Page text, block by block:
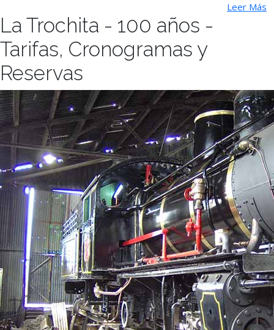
Leer Más
La Trochita - 100 años -
Tarifas, Cronogramas y
Reservas